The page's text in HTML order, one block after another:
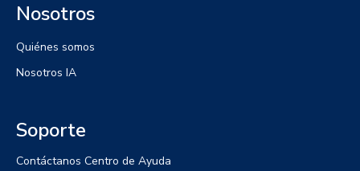
Nosotros
Quiénes somos
Nosotros IA
Soporte
Contáctanos Centro de Ayuda